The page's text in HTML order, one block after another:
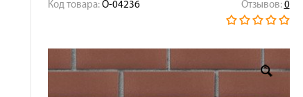
О компании Отзывов: 0
Код товара: О-04236